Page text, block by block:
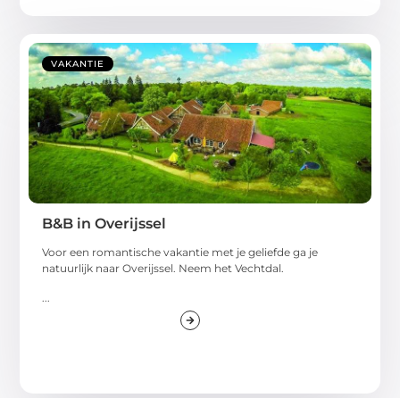
VAKANTIE
B&B in Overijssel
Voor een romantische vakantie met je geliefde ga je
natuurlijk naar Overijssel. Neem het Vechtdal.